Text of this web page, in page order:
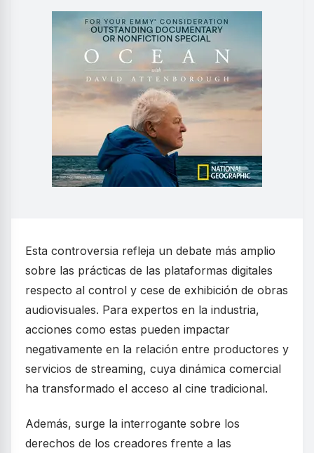
Esta controversia refleja un debate más amplio
sobre las prácticas de las plataformas digitales
respecto al control y cese de exhibición de obras
audiovisuales. Para expertos en la industria,
acciones como estas pueden impactar
negativamente en la relación entre productores y
servicios de streaming, cuya dinámica comercial
ha transformado el acceso al cine tradicional.
Además, surge la interrogante sobre los
derechos de los creadores frente a las